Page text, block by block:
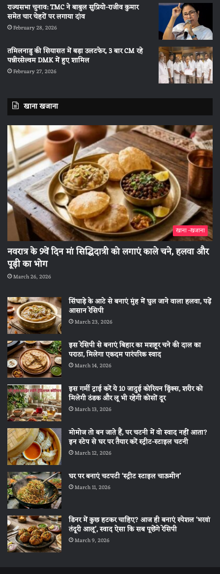
राज्यसभा चुनाव: TMC ने बाबुल सुप्रियो-राजीव कुमार
समेत चार चेहरों पर लगाया दांव
February 28, 2026
तमिलनाडु की सियासत में बड़ा उलटफेर, 3 बार CM रहे
पन्नीरसेल्वम DMK में हुए शामिल
February 27, 2026
खाना खजाना
खाना -खजाना
नवरात्र के 9वें दिन मां सिद्धिदात्री को लगाएं काले चने, हलवा और
पूड़ी का भोग
March 26, 2026
सिंघाड़े के आटे से बनाएं मुंह में घुल जाने वाला हलवा, पढ़ें
आसान रेसिपी
March 23, 2026
इस रेसिपी से बनाएं बिहार का मशहूर चने की दाल का
पराठा, मिलेगा एकदम पारंपरिक स्वाद
March 14, 2026
इस गर्मी ट्राई करें ये 10 जादुई कोरियन ड्रिंक्स, शरीर को
मिलेगी ठंडक और लू भी रहेगी कोसों दूर
March 13, 2026
मोमोज तो बन जाते हैं, पर चटनी में वो स्वाद नहीं आता?
इन स्टेप से घर पर तैयार करें स्ट्रीट-स्टाइल चटनी
March 12, 2026
घर पर बनाएं चटपटी ‘स्ट्रीट स्टाइल चाऊमीन’
March 11, 2026
डिनर में कुछ हटकर चाहिए? आज ही बनाएं स्पेशल ‘भरवां
तंदूरी आलू’, स्वाद ऐसा कि सब पूछेंगे रेसिपी
March 9, 2026